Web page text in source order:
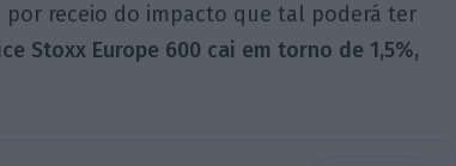
receio do impacto que tal poderá ter
Stoxx Europe 600 cai em torno de 1,5%,